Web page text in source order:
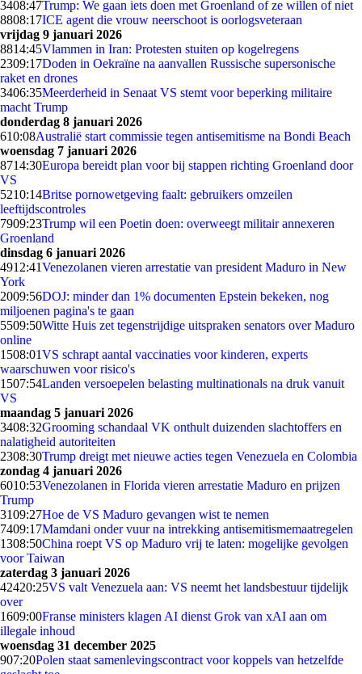
3408:47Trump: We gaan iets doen met Groenland of ze willen of niet
8808:17ICE agent die vrouw neerschoot is oorlogsveteraan
vrijdag 9 januari 2026
8814:45Vlammen in Iran: Protesten stuiten op kogelregens
2309:17Doden in Oekraïne na aanvallen Russische supersonische
raket en drones
3406:35Meerderheid in Senaat VS stemt voor beperking militaire
macht Trump
donderdag 8 januari 2026
610:08Australië start commissie tegen antisemitisme na Bondi Beach
woensdag 7 januari 2026
8714:30Europa bereidt plan voor bij stappen richting Groenland door
VS
5210:14Britse pornowetgeving faalt: gebruikers omzeilen
leeftijdscontroles
7909:23Trump wil een Poetin doen: overweegt militair annexeren
Groenland
dinsdag 6 januari 2026
4912:41Venezolanen vieren arrestatie van president Maduro in New
York
2009:56DOJ: minder dan 1% documenten Epstein bekeken, nog
miljoenen pagina's te gaan
5509:50Witte Huis zet tegenstrijdige uitspraken senators over Maduro
online
1508:01VS schrapt aantal vaccinaties voor kinderen, experts
waarschuwen voor risico's
1507:54Landen versoepelen belasting multinationals na druk vanuit
VS
maandag 5 januari 2026
3408:32Grooming schandaal VK onthult duizenden slachtoffers en
nalatigheid autoriteiten
2308:30Trump dreigt met nieuwe acties tegen Venezuela en Colombia
zondag 4 januari 2026
6010:53Venezolanen in Florida vieren arrestatie Maduro en prijzen
Trump
3109:27Hoe de VS Maduro gevangen wist te nemen
7409:17Mamdani onder vuur na intrekking antisemitismemaatregelen
1308:50China roept VS op Maduro vrij te laten: mogelijke gevolgen
voor Taiwan
zaterdag 3 januari 2026
42420:25VS valt Venezuela aan: VS neemt het landsbestuur tijdelijk
over
1609:00Franse ministers klagen AI dienst Grok van xAI aan om
illegale inhoud
woensdag 31 december 2025
907:20Polen staat samenlevingscontract voor koppels van hetzelfde